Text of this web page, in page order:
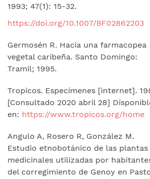
1993; 47(1): 15-32.
https://doi.org/10.1007/BF02862203
Germosén R. Hacia una farmacopea
vegetal caribeña. Santo Domingo:
Tramil; 1995.
Tropicos. Especímenes [internet].
[Consultado 2020 abril 28]
en: https://www.tropicos.org/home
Angulo A, Rosero R, González M.
Estudio etnobotánico de las plantas
medicinales utilizadas por
del corregimiento de Genoy en